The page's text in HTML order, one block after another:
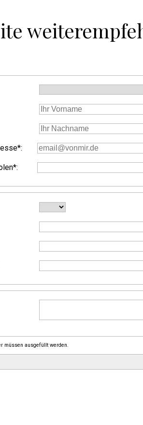
müssen ausgefüllt werden.